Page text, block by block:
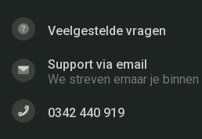
Veelgestelde vragen
Support via email
We streven ernaar je
0342 440 919